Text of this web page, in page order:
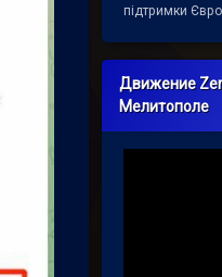
підтримки
Движение
Мелитополе